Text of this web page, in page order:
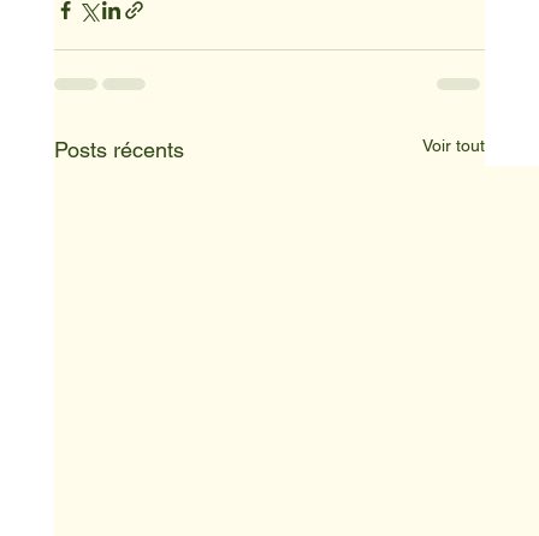
Posts récents Voir tout